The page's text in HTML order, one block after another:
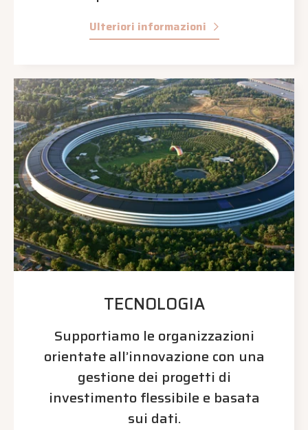
Ulteriori informazioni
TECNOLOGIA
Supportiamo le organizzazioni
orientate all’innovazione con una
gestione dei progetti di
investimento flessibile e basata
sui dati.